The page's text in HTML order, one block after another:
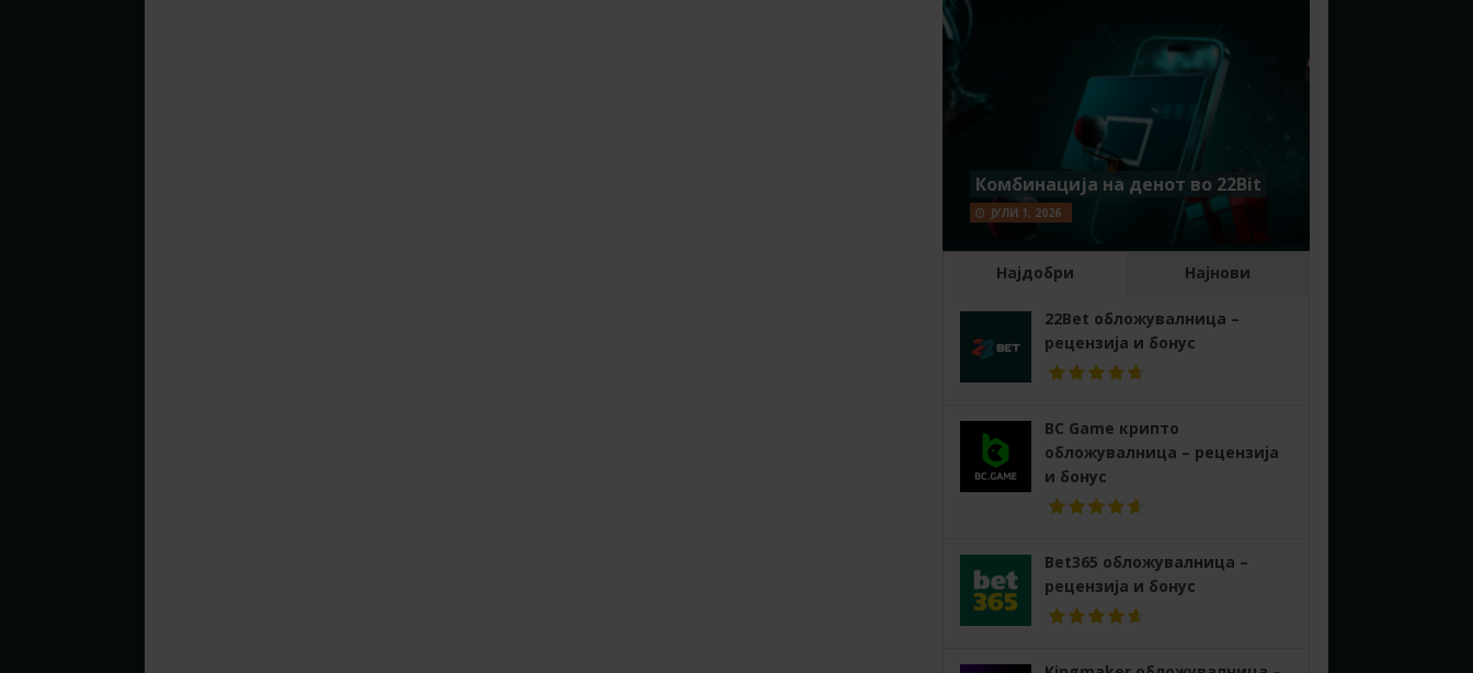
Комбинација на денот во 22Bit
ЈУЛИ 1, 2026
Најдобри Најнови
22Bet обложувалница –
рецензија и бонус
BC Game крипто
обложувалница – рецензија
и бонус
Bet365 обложувалница –
рецензија и бонус